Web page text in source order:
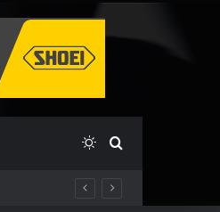
Switch skin
Išči